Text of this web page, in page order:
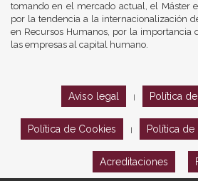
tomando en el mercado actual, el Máster
por la tendencia a la internacionalización
en Recursos Humanos, por la importancia
las empresas al capital humano.
Aviso legal Política
Política de Cookies Política
Acreditaciones